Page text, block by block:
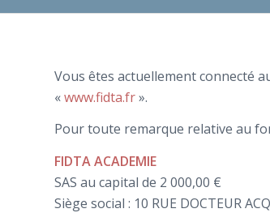
Vous êtes actuellement connecté
«www.fidta.fr».
Pour toute remarque relative au
FIDTA ACADEMIE
SAS au capital de 2 000,00 €
Siège social : 10 RUE DOCTEUR